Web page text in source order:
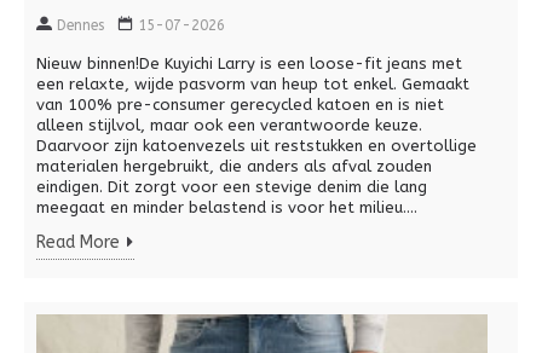
Dennes 15-07-2026
Nieuw binnen!De Kuyichi Larry is een loose-fit jeans met
een relaxte, wijde pasvorm van heup tot enkel. Gemaakt
van 100% pre-consumer gerecycled katoen en is niet
alleen stijlvol, maar ook een verantwoorde keuze.
Daarvoor zijn katoenvezels uit reststukken en overtollige
materialen hergebruikt, die anders als afval zouden
eindigen. Dit zorgt voor een stevige denim die lang
meegaat en minder belastend is voor het milieu....
Read More